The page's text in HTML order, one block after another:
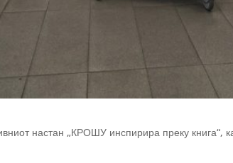
настан „КРОШУ инспирира преку книга“,